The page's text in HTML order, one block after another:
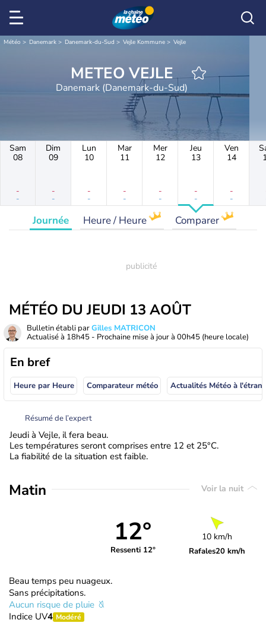
Météo Danemark Danemark-du-Sud Vejle Kommune Vejle
METEO VEJLE
Danemark (Danemark-du-Sud)
Sam
08
-
-
Dim
09
-
-
Lun
10
-
-
Mar
11
-
-
Mer
12
-
-
Jeu
13
-
-
Ven
14
-
-
Journée Heure / Heure Comparer
MÉTÉO DU JEUDI 13 AOÛT
Bulletin établi parGilles MATRICON
Actualisé à 18h45 - Prochaine mise à jour à 00h45 (heure locale)
En bref
Heure par Heure Comparateur météo
Résumé de l’expert
Jeudi à Vejle, il fera beau.
Les températures seront comprises entre 12 et 25°C.
La fiabilité de la situation est faible.
Matin Voir la nuit
12°
Ressenti 12°
10 km/h
Rafales20 km/h
Beau temps peu nuageux.
Sans précipitations.
Aucun risque de pluie
Indice UV4 Modéré